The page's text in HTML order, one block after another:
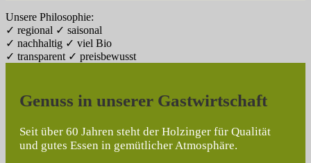
Unsere Philosophie:
✓ regional ✓ saisonal
✓ nachhaltig ✓ viel Bio
✓ transparent ✓ preisbewusst
Genuss in unserer Gastwirtschaft
Seit über 60 Jahren steht der Holzinger für Qualität
und gutes Essen in gemütlicher Atmosphäre.